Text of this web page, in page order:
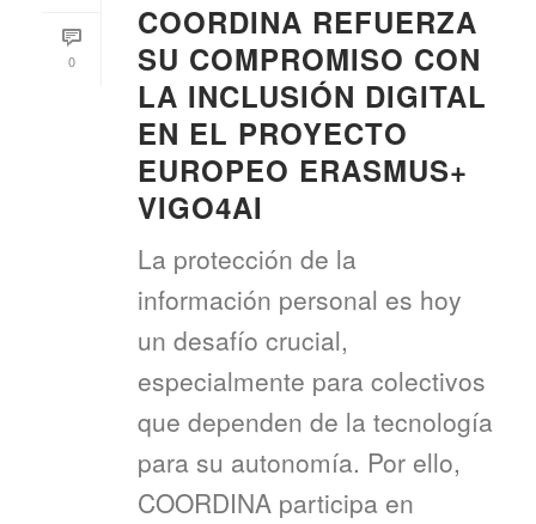
0
COORDINA REFUERZA
SU COMPROMISO CON
LA INCLUSIÓN DIGITAL
EN EL PROYECTO
EUROPEO ERASMUS+
VIGO4AI
La protección de la
información personal es hoy
un desafío crucial,
especialmente para colectivos
que dependen de la tecnología
para su autonomía. Por ello,
COORDINA participa en